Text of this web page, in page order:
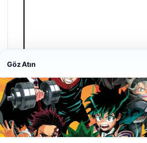
Enes Kaplan Avukatlık Bürosu
28/04/2026
Web sitemizi nasıl kullandığınızı daha iyi
Göz Atın